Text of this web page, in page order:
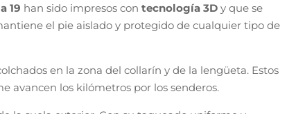
19 han sido impresos con tecnología 3D y que se
el pie aislado y protegido de cualquier tipo de
en la zona del collarín y de la lengüeta. Estos
avancen los kilómetros por los senderos.